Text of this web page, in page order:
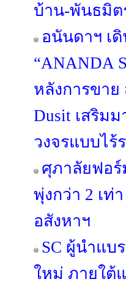
บ้าน-พันธมิต
อนันดาฯ เ
“ANANDA
หลังการขาย
Dusit เสริม
วงจรแบบไร้
ศุภาลัยฟอร์
พุ่งกว่า 2 เท่
อสังหาฯ
SC ผู้นำแบ
ใหม่ ภายใต้